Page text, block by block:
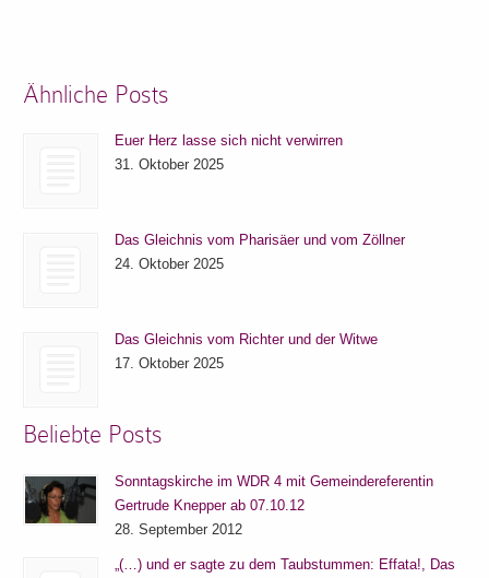
Ähnliche Posts
Euer Herz lasse sich nicht verwirren
31. Oktober 2025
Das Gleichnis vom Pharisäer und vom Zöllner
24. Oktober 2025
Das Gleichnis vom Richter und der Witwe
17. Oktober 2025
Beliebte Posts
Sonntagskirche im WDR 4 mit Gemeindereferentin
Gertrude Knepper ab 07.10.12
28. September 2012
„(…) und er sagte zu dem Taubstummen: Effata!, Das